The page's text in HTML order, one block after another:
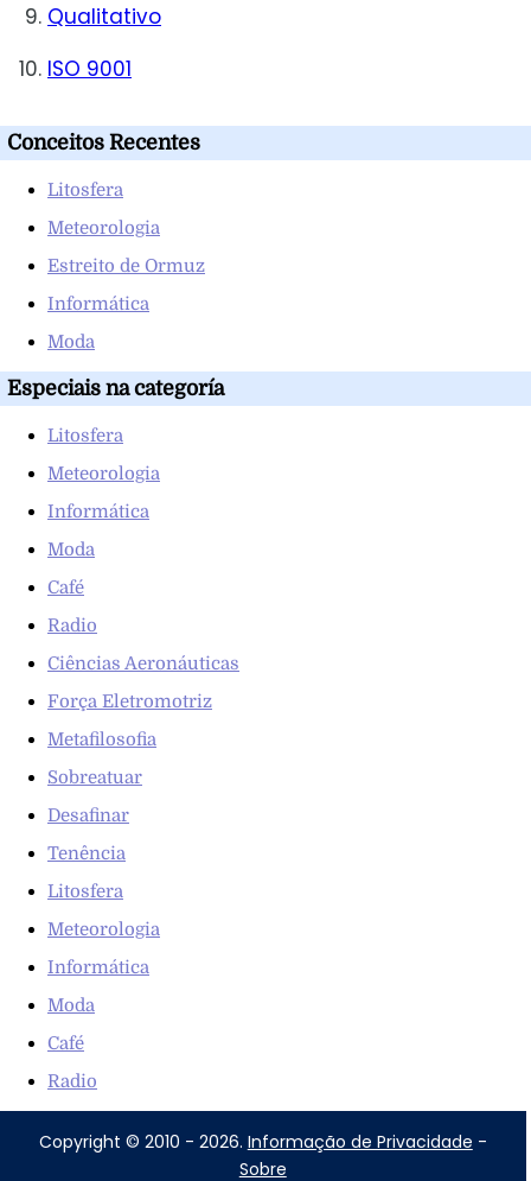
Qualitativo
ISO 9001
Conceitos Recentes
Litosfera
Meteorologia
Estreito de Ormuz
Informática
Moda
Especiais na categoría
Litosfera
Meteorologia
Informática
Moda
Café
Radio
Ciências Aeronáuticas
Força Eletromotriz
Metafilosofia
Sobreatuar
Desafinar
Tenência
Litosfera
Meteorologia
Informática
Moda
Café
Radio
Copyright © 2010 - 2026. Informação de Privacidade -
Sobre